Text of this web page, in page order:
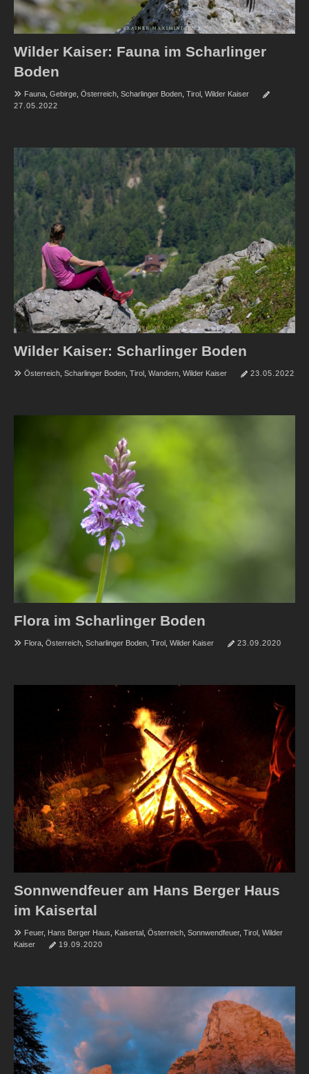
Wilder Kaiser: Fauna im Scharlinger
Boden
Fauna Gebirge Österreich Scharlinger Boden Tirol Wilder Kaiser
27.05.2022
Wilder Kaiser: Scharlinger Boden
Österreich Scharlinger Boden Tirol Wandern Wilder Kaiser 23.05.2022
Flora im Scharlinger Boden
Flora Österreich Scharlinger Boden Tirol Wilder Kaiser 23.09.2020
Sonnwendfeuer am Hans Berger Haus
im Kaisertal
Feuer, Hans Berger Haus Kaisertal Österreich Sonnwendfeuer, Tirol Wilder
Kaiser
19.09.2020